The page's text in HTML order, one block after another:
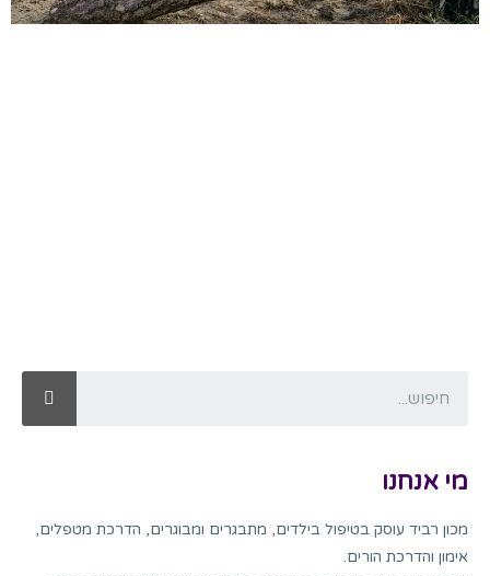
מי אנחנו
מכון רביד עוסק בטיפול בילדים, מתבגרים ומבוגרים, הדרכת מטפלים,
אימון והדרכת הורים.